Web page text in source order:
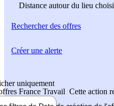
Distance autour du lieu choisi
Rechercherdes offres
uniquement
France Travail Cette action
Créer une alerte